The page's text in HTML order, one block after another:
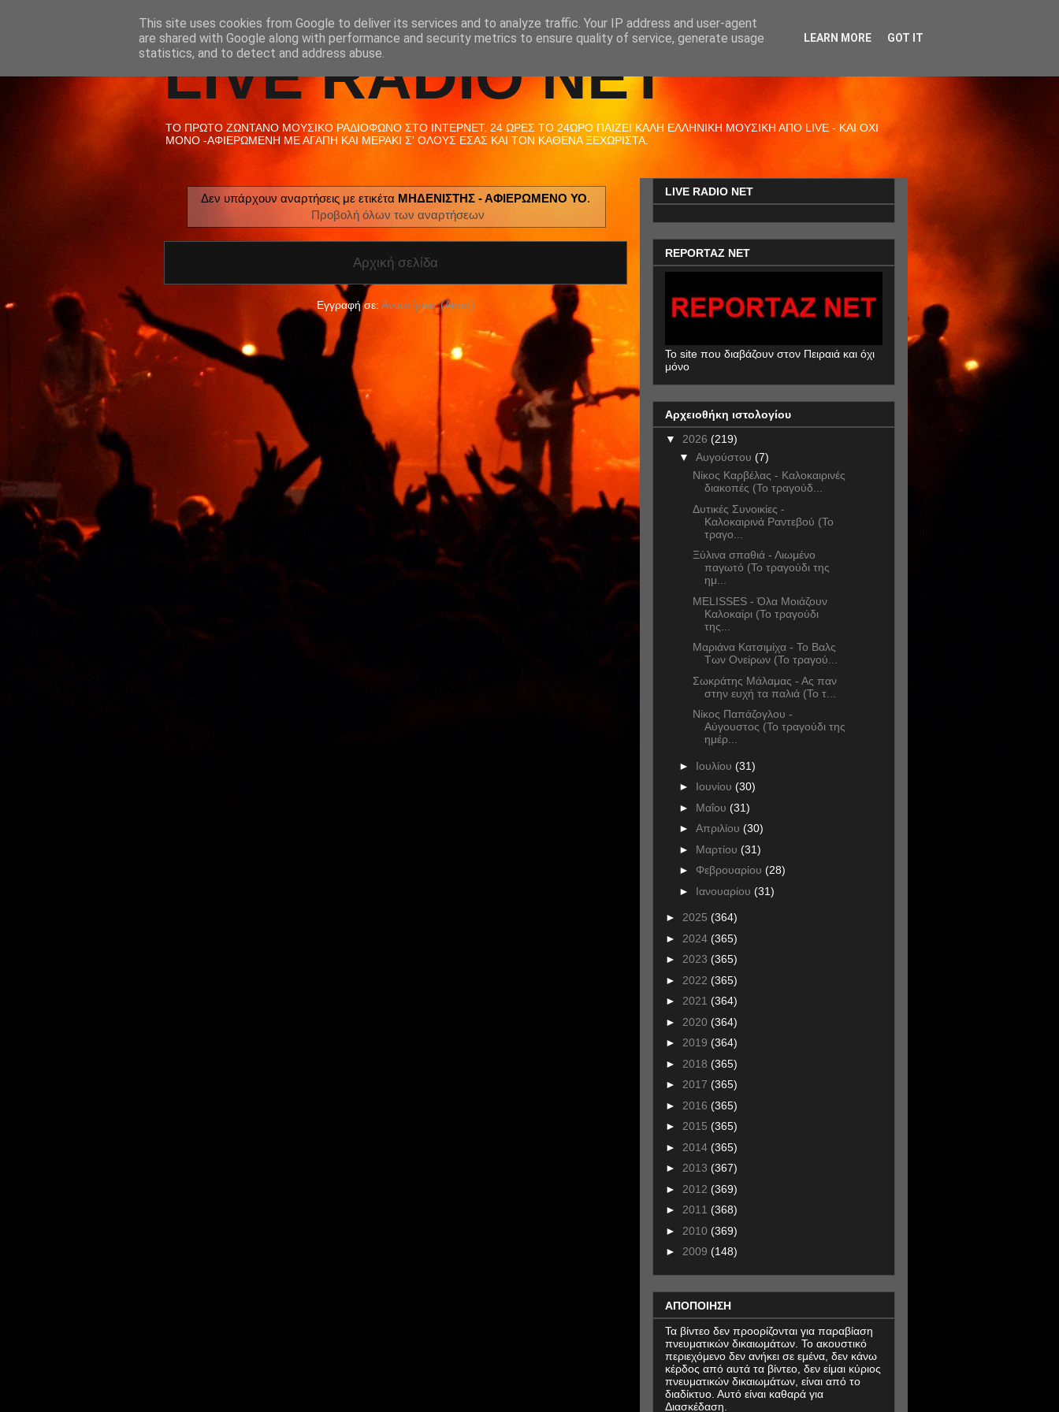
LIVE RADIO NET
ΤΟ ΠΡΩΤΟ ΖΩΝΤΑΝΟ ΜΟΥΣΙΚΟ ΡΑΔΙΟΦΩΝΟ ΣΤΟ ΙΝΤΕΡΝΕΤ. 24 ΩΡΕΣ ΤΟ 24ΩΡΟ ΠΑΙΖΕΙ ΚΑΛΗ ΕΛΛΗΝΙΚΗ ΜΟΥΣΙΚΗ ΑΠΟ LIVE - ΚΑΙ ΟΧΙ
ΜΟΝΟ -ΑΦΙΕΡΩΜΕΝΗ ΜΕ ΑΓΑΠΗ ΚΑΙ ΜΕΡΑΚΙ Σ' ΟΛΟΥΣ ΕΣΑΣ ΚΑΙ ΤΟΝ ΚΑΘΕΝΑ ΞΕΧΩΡΙΣΤΑ.
Δεν υπάρχουν αναρτήσεις με ετικέτα ΜΗΔΕΝΙΣΤΗΣ - ΑΦΙΕΡΩΜΕΝΟ ΥΟ.
Προβολή όλων των αναρτήσεων
Αρχική σελίδα
Εγγραφή σε: Αναρτήσεις (Atom)
LIVE RADIO NET
REPORTAZ NET
To site που διαβάζουν στον Πειραιά και όχι
μόνο
Αρχειοθήκη ιστολογίου
▼ 2026 (219)
▼ Αυγούστου (7)
Νίκος Καρβέλας - Καλοκαιρινές
διακοπές (Το τραγούδ...
Δυτικές Συνοικίες -
Καλοκαιρινά Ραντεβού (Το
τραγο...
Ξύλινα σπαθιά - Λιωμένο
παγωτό (Το τραγούδι της
ημ...
MELISSES - Όλα Μοιάζουν
Καλοκαίρι (Το τραγούδι
της...
Μαριάνα Κατσιμίχα - Το Βαλς
Των Ονείρων (Το τραγού...
Σωκράτης Μάλαμας - Ας παν
στην ευχή τα παλιά (Το τ...
Νίκος Παπάζογλου -
Αύγουστος (Το τραγούδι της
ημέρ...
► Ιουλίου (31)
► Ιουνίου (30)
► Μαΐου (31)
► Απριλίου (30)
► Μαρτίου (31)
► Φεβρουαρίου (28)
► Ιανουαρίου (31)
► 2025 (364)
► 2024 (365)
► 2023 (365)
► 2022 (365)
► 2021 (364)
► 2020 (364)
► 2019 (364)
► 2018 (365)
► 2017 (365)
► 2016 (365)
► 2015 (365)
► 2014 (365)
► 2013 (367)
► 2012 (369)
► 2011 (368)
► 2010 (369)
► 2009 (148)
ΑΠΟΠΟΙΗΣΗ
Τα βίντεο δεν προορίζονται για παραβίαση
πνευματικών δικαιωμάτων. Το ακουστικό
περιεχόμενο δεν ανήκει σε εμένα, δεν κάνω
κέρδος από αυτά τα βίντεο, δεν είμαι κύριος
πνευματικών δικαιωμάτων, είναι από το
διαδίκτυο. Αυτό είναι καθαρά για
Διασκέδαση.
This site uses cookies from Google to deliver its services and to analyze traffic. Your IP address and user-agent
are shared with Google along with performance and security metrics to ensure quality of service, generate usage
statistics, and to detect and address abuse.
LEARN MORE GOT IT